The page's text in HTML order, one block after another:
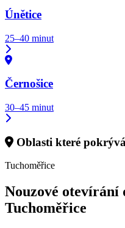
Únětice
25–40 minut
Černošice
30–45 minut
Oblasti které
Tuchoměřice
Nouzové otevírání
Tuchoměřice